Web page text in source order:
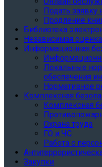
Подать заявку
Продление
Библиотека
Независимая
Информационная
Локальные
обеспечения
Нормативное
Комплексная
Комплексная
Охрана труда
ГО и ЧС
Работа с
Закупки